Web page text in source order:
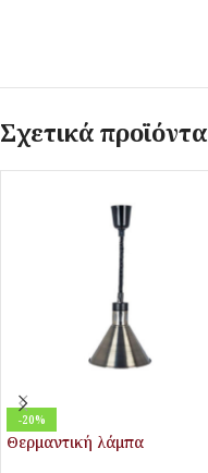
Σχετικά προϊόντα
-20%
Θερμαντική λάμπα